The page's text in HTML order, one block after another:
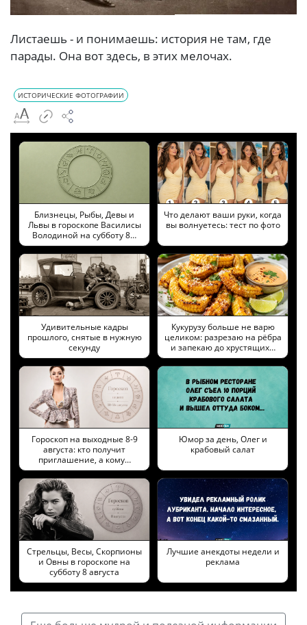
Листаешь - и понимаешь: история не там, где
парады. Она вот здесь, в этих мелочах.
ИСТОРИЧЕСКИЕ ФОТОГРАФИИ
Близнецы, Рыбы, Девы и
Львы в гороскопе Василисы
Володиной на субботу 8…
Что делают ваши руки, когда
вы волнуетесь: тест по фото
Удивительные кадры
прошлого, снятые в нужную
секунду
Кукурузу больше не варю
целиком: разрезаю на рёбра
и запекаю до хрустящих…
Гороскоп на выходные 8-9
августа: кто получит
приглашение, а кому…
Юмор за день, Олег и
крабовый салат
Стрельцы, Весы, Скорпионы
и Овны в гороскопе на
субботу 8 августа
Лучшие анекдоты недели и
реклама